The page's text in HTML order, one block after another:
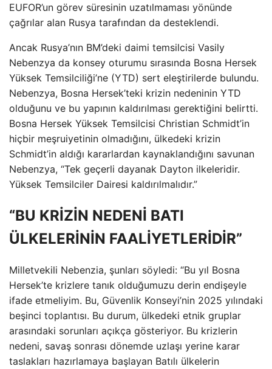
EUFOR’un görev süresinin uzatılmaması yönünde
çağrılar alan Rusya tarafından da desteklendi.
Ancak Rusya’nın BM’deki daimi temsilcisi Vasily
Nebenzya da konsey oturumu sırasında Bosna Hersek
Yüksek Temsilciliği’ne (YTD) sert eleştirilerde bulundu.
Nebenzya, Bosna Hersek’teki krizin nedeninin YTD
olduğunu ve bu yapının kaldırılması gerektiğini belirtti.
Bosna Hersek Yüksek Temsilcisi Christian Schmidt’in
hiçbir meşruiyetinin olmadığını, ülkedeki krizin
Schmidt’in aldığı kararlardan kaynaklandığını savunan
Nebenzya, “Tek geçerli dayanak Dayton ilkeleridir.
Yüksek Temsilciler Dairesi kaldırılmalıdır.”
“BU KRİZİN NEDENİ BATI
ÜLKELERİNİN FAALİYETLERİDİR”
Milletvekili Nebenzia, şunları söyledi: “Bu yıl Bosna
Hersek’te krizlere tanık olduğumuzu derin endişeyle
ifade etmeliyim. Bu, Güvenlik Konseyi’nin 2025 yılındaki
beşinci toplantısı. Bu durum, ülkedeki etnik gruplar
arasındaki sorunları açıkça gösteriyor. Bu krizlerin
nedeni, savaş sonrası dönemde uzlaşı yerine karar
taslakları hazırlamaya başlayan Batılı ülkelerin